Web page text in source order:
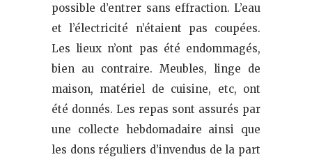
possible d’entrer sans effraction. L’eau
et l’électricité n’étaient pas coupées.
Les lieux n’ont pas été endommagés,
bien au contraire. Meubles, linge de
maison, matériel de cuisine, etc, ont
été donnés. Les repas sont assurés par
une collecte hebdomadaire ainsi que
les dons réguliers d’invendus de la part